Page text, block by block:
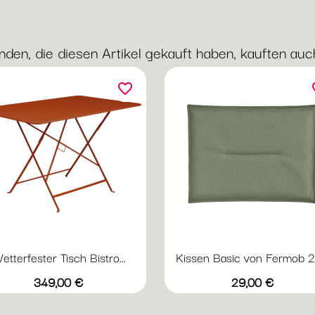
die diesen Artikel gekauft haben, kauften
Tisch Bistro...
Preis
349,00 €
Vorschau
AbyssblauAcapulcoblau
Anthrazit
Chili Gewittergrau
favorite_border
Kissen Basic von Fermob
Preis
29,00 €
 Vorschau
Acapulcoblau
Anthrazit
Chili